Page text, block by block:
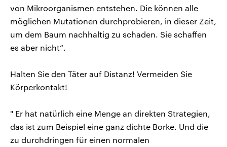
von Mikroorganismen entstehen. Die können alle
möglichen Mutationen durchprobieren, in dieser Zeit,
um dem Baum nachhaltig zu schaden. Sie schaffen
es aber nicht“.
Halten Sie den Täter auf Distanz! Vermeiden Sie
Körperkontakt!
" Er hat natürlich eine Menge an direkten Strategien,
das ist zum Beispiel eine ganz dichte Borke. Und die
zu durchdringen für einen normalen